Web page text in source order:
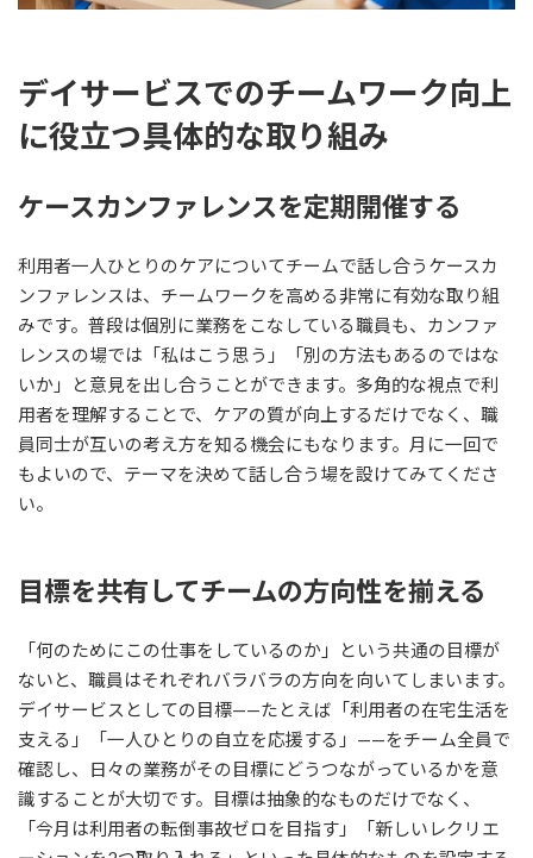
デイサービスでのチームワーク向上
に役立つ具体的な取り組み
ケースカンファレンスを定期開催する
利用者一人ひとりのケアについてチームで話し合うケースカ
ンファレンスは、チームワークを高める非常に有効な取り組
みです。普段は個別に業務をこなしている職員も、カンファ
レンスの場では「私はこう思う」「別の方法もあるのではな
いか」と意見を出し合うことができます。多角的な視点で利
用者を理解することで、ケアの質が向上するだけでなく、職
員同士が互いの考え方を知る機会にもなります。月に一回で
もよいので、テーマを決めて話し合う場を設けてみてくださ
い。
目標を共有してチームの方向性を揃える
「何のためにこの仕事をしているのか」という共通の目標が
ないと、職員はそれぞれバラバラの方向を向いてしまいます。
デイサービスとしての目標——たとえば「利用者の在宅生活を
支える」「一人ひとりの自立を応援する」——をチーム全員で
確認し、日々の業務がその目標にどうつながっているかを意
識することが大切です。目標は抽象的なものだけでなく、
「今月は利用者の転倒事故ゼロを目指す」「新しいレクリエ